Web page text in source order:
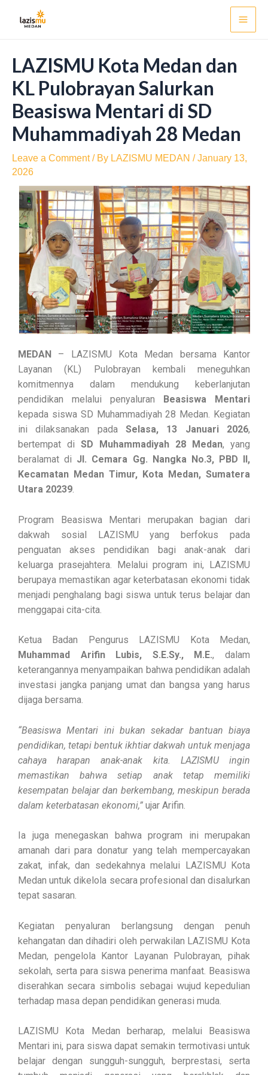
LAZISMU Kota Medan dan
KL Pulobrayan Salurkan
Beasiswa Mentari di SD
Muhammadiyah 28 Medan
Leave a Comment / By LAZISMU MEDAN /January 13,
2026
MEDAN – LAZISMU Kota Medan bersama Kantor
Layanan (KL) Pulobrayan kembali meneguhkan
komitmennya dalam mendukung keberlanjutan
pendidikan melalui penyaluran Beasiswa Mentari
kepada siswa SD Muhammadiyah 28 Medan. Kegiatan
ini dilaksanakan pada Selasa, 13 Januari 2026,
bertempat di SD Muhammadiyah 28 Medan, yang
beralamat di Jl. Cemara Gg. Nangka No.3, PBD II,
Kecamatan Medan Timur, Kota Medan, Sumatera
Utara 20239.
Program Beasiswa Mentari merupakan bagian dari
dakwah sosial LAZISMU yang berfokus pada
penguatan akses pendidikan bagi anak-anak dari
keluarga prasejahtera. Melalui program ini, LAZISMU
berupaya memastikan agar keterbatasan ekonomi tidak
menjadi penghalang bagi siswa untuk terus belajar dan
menggapai cita-cita.
Ketua Badan Pengurus LAZISMU Kota Medan,
Muhammad Arifin Lubis, S.E.Sy., M.E., dalam
keterangannya menyampaikan bahwa pendidikan adalah
investasi jangka panjang umat dan bangsa yang harus
dijaga bersama.
“Beasiswa Mentari ini bukan sekadar bantuan biaya
pendidikan, tetapi bentuk ikhtiar dakwah untuk menjaga
cahaya harapan anak-anak kita. LAZISMU ingin
memastikan bahwa setiap anak tetap memiliki
kesempatan belajar dan berkembang, meskipun berada
dalam keterbatasan ekonomi,” ujar Arifin.
Ia juga menegaskan bahwa program ini merupakan
amanah dari para donatur yang telah mempercayakan
zakat, infak, dan sedekahnya melalui LAZISMU Kota
Medan untuk dikelola secara profesional dan disalurkan
tepat sasaran.
Kegiatan penyaluran berlangsung dengan penuh
kehangatan dan dihadiri oleh perwakilan LAZISMU Kota
Medan, pengelola Kantor Layanan Pulobrayan, pihak
sekolah, serta para siswa penerima manfaat. Beasiswa
diserahkan secara simbolis sebagai wujud kepedulian
terhadap masa depan pendidikan generasi muda.
LAZISMU Kota Medan berharap, melalui Beasiswa
Mentari ini, para siswa dapat semakin termotivasi untuk
belajar dengan sungguh-sungguh, berprestasi, serta
navigation